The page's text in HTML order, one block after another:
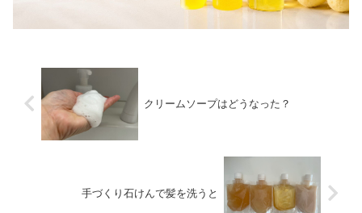
クリームソープはどうなった？
手づくり石けんで髪を洗うと